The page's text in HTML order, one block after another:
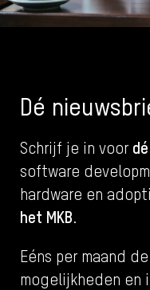
Dé
Schrijf je in voor
software
hardware en
het MKB.
Eéns per maand
mogelijkheden en